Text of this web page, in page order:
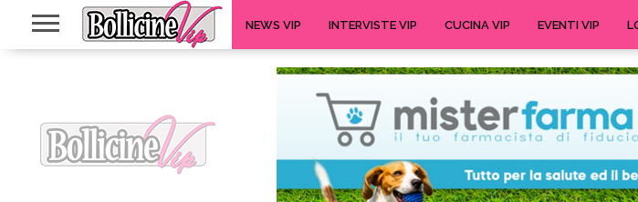
NEWS VIP INTERVISTE VIP CUCINA VIP EVENTI VIP